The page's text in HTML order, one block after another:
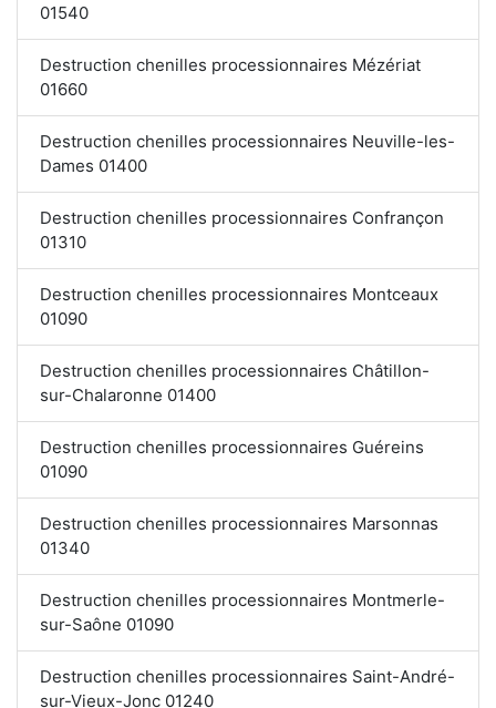
01540
Destruction chenilles processionnaires Mézériat
01660
Destruction chenilles processionnaires Neuville-les-
Dames 01400
Destruction chenilles processionnaires Confrançon
01310
Destruction chenilles processionnaires Montceaux
01090
Destruction chenilles processionnaires Châtillon-
sur-Chalaronne 01400
Destruction chenilles processionnaires Guéreins
01090
Destruction chenilles processionnaires Marsonnas
01340
Destruction chenilles processionnaires Montmerle-
sur-Saône 01090
Destruction chenilles processionnaires Saint-André-
sur-Vieux-Jonc 01240